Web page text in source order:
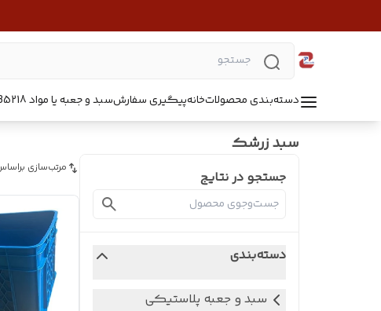
دسته‌بندی محصولاتخانهپیگیری سفارشسبد و جعبه یا مواد B5218
سبد زرشک
جستجو در نتایج
دسته‌بندی
سبد و جعبه پلاستیکی
مرتب‌سازی